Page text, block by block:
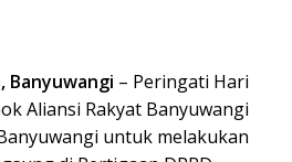
Banyuwangi – Peringati Hari
Aliansi Rakyat Banyuwangi
untuk melakukan